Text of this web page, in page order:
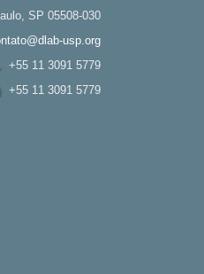
SP 05508-030
usp.org
+55 11 3091 5779
+55 11 3091 5779